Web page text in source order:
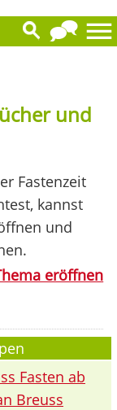
und
Fastenzeit
kannst
und
eröffnen
Fasten ab
Breuss